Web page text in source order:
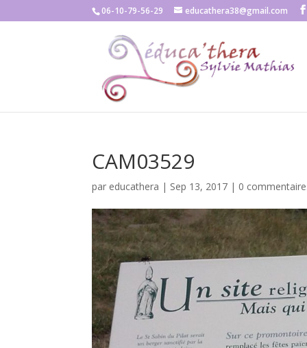
06-10-79-56-29 educathera38@gmail.com
CAM03529
par educathera | Sep 13, 2017 | 0